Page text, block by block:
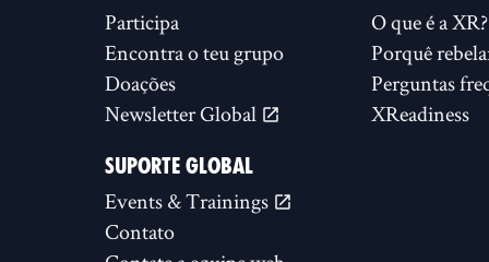
Participa
Encontra o teu grupo
Doações
Newsletter Global
O que é a XR?
Porquê
Perguntas
XReadiness
SUPORTE GLOBAL
Events & Trainings
Contato